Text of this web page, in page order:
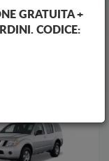
Brands
GRATUITA +
CODICE: